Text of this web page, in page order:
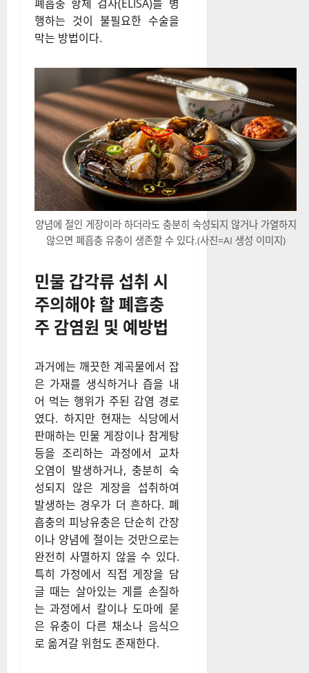
폐흡충 항체 검사(ELISA)를 병
행하는 것이 불필요한 수술을
막는 방법이다.
양념에 절인 게장이라 하더라도 충분히 숙성되지 않거나 가열하지
않으면 폐흡충 유충이 생존할 수 있다.(사진=AI 생성 이미지)
민물 갑각류 섭취 시
주의해야 할 폐흡충
주 감염원 및 예방법
과거에는 깨끗한 계곡물에서 잡
은 가재를 생식하거나 즙을 내
어 먹는 행위가 주된 감염 경로
였다. 하지만 현재는 식당에서
판매하는 민물 게장이나 참게탕
등을 조리하는 과정에서 교차
오염이 발생하거나, 충분히 숙
성되지 않은 게장을 섭취하여
발생하는 경우가 더 흔하다. 폐
흡충의 피낭유충은 단순히 간장
이나 양념에 절이는 것만으로는
완전히 사멸하지 않을 수 있다.
특히 가정에서 직접 게장을 담
글 때는 살아있는 게를 손질하
는 과정에서 칼이나 도마에 묻
은 유충이 다른 채소나 음식으
로 옮겨갈 위험도 존재한다.